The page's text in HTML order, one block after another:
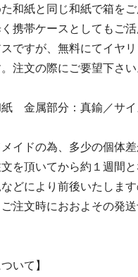
和紙と同じ和紙で箱をご
携帯ケースとしてもご
ですが、無料にてイヤ
注文の際にご要望下さい
金属部分：真鍮／サイ
イドの為、多少の個体差
を頂いてから約１週間
どにより前後いたしま
注文時におおよその発
いて】